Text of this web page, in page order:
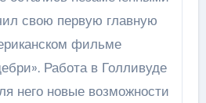
свою первую главную
фильме
Работа в Голливуде
него новые возможности